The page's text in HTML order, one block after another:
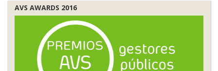
AVS AWARDS 2016